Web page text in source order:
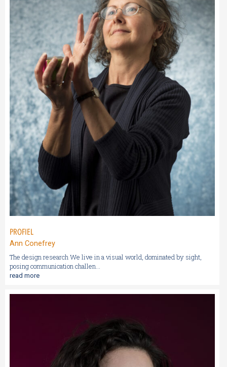
PROFIEL
Ann Conefrey
The design research We live in a visual world, dominated by sight,
posing communication challen...
read more